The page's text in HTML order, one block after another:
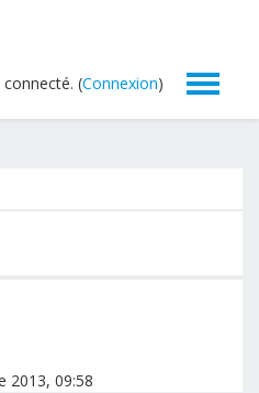
(Connexion)
2013, 09:58